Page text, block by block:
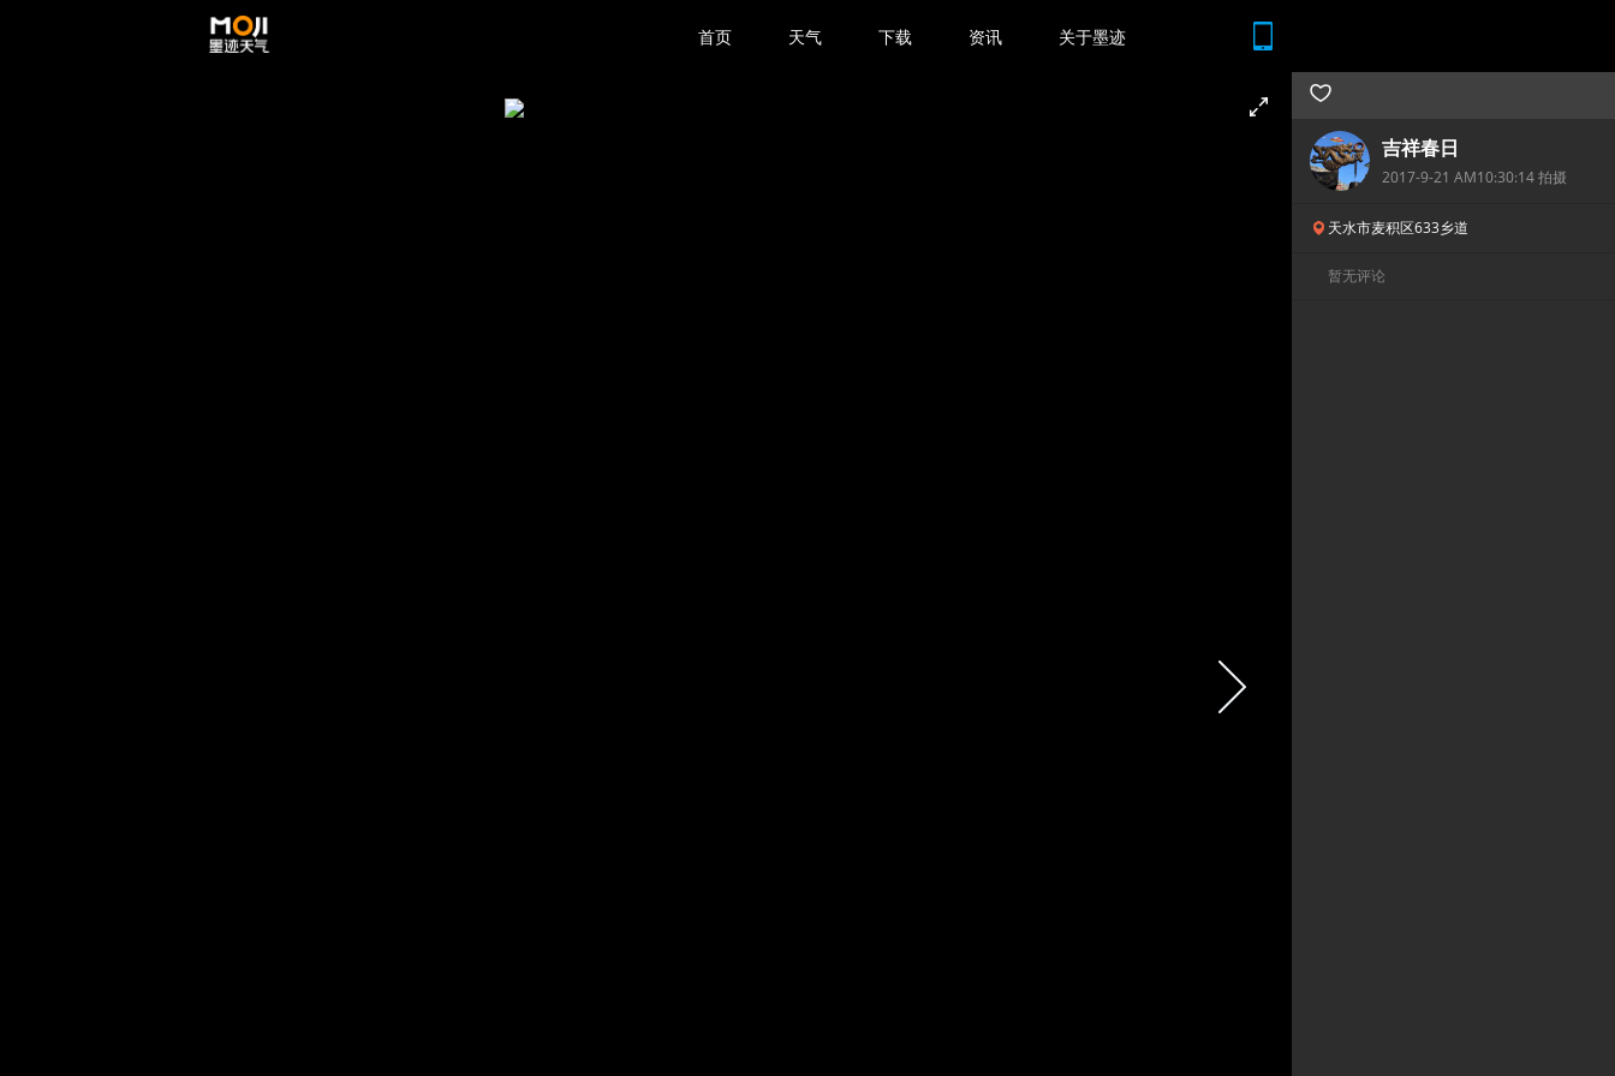
首页 天气 下载 资讯 关于墨迹
吉祥春日
2017-9-21 AM10:30:14 拍摄
天水市麦积区633乡道
暂无评论